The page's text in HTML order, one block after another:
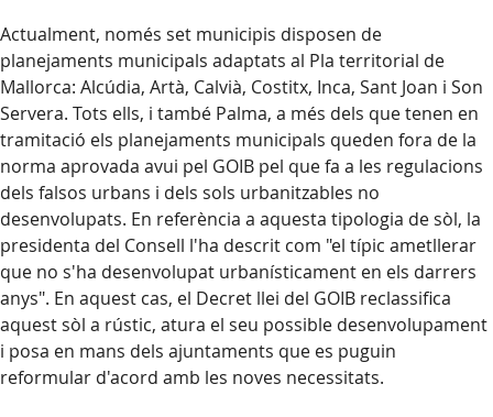
Actualment, només set municipis disposen de
planejaments municipals adaptats al Pla territorial de
Mallorca: Alcúdia, Artà, Calvià, Costitx, Inca, Sant Joan i Son
Servera. Tots ells, i també Palma, a més dels que tenen en
tramitació els planejaments municipals queden fora de la
norma aprovada avui pel GOIB pel que fa a les regulacions
dels falsos urbans i dels sols urbanitzables no
desenvolupats. En referència a aquesta tipologia de sòl, la
presidenta del Consell l'ha descrit com "el típic ametllerar
que no s'ha desenvolupat urbanísticament en els darrers
anys". En aquest cas, el Decret llei del GOIB reclassifica
aquest sòl a rústic, atura el seu possible desenvolupament
i posa en mans dels ajuntaments que es puguin
reformular d'acord amb les noves necessitats.